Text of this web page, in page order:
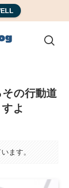
の行動道
よ
ます。